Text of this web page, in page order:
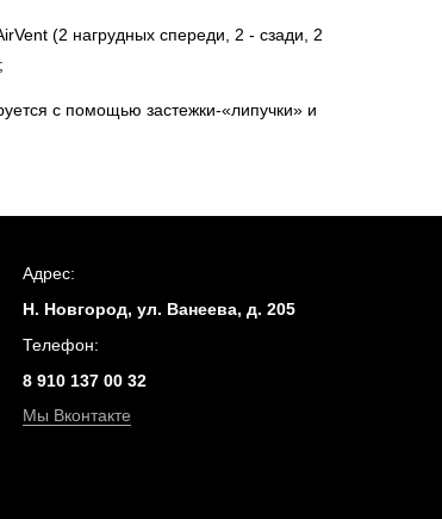
(2 нагрудных спереди, 2 - сзади, 2
с помощью застежки-«липучки» и
Адрес:
Н. Новгород, ул. Ванеева, д. 205
Телефон:
8 910 137 00 32
Мы Вконтакте